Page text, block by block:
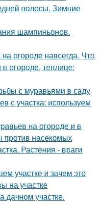
полосы. Зимние
шампиньонов.
огороде навсегда. Что
огороде, теплице:
с муравьями в саду
с участка: используем
на огороде и в
насекомых
Растения - враги
участке и зачем это
на участке
дачном участке.